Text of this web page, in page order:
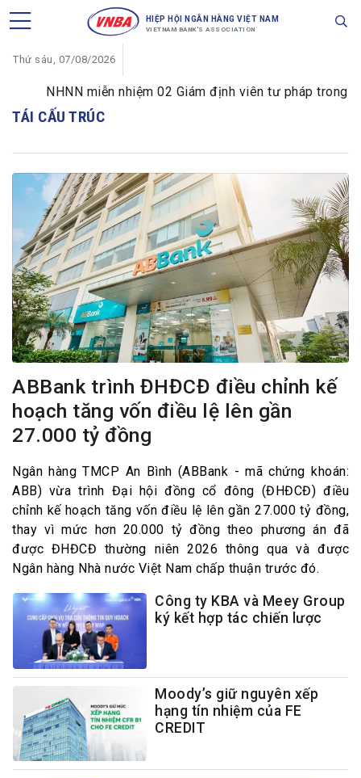
HIỆP HỘI NGÂN HÀNG VIỆT NAM
VIETNAM BANK'S ASSOCIATION
Thứ sáu, 07/08/2026
NHNN miễn nhiệm 02 Giám định viên tư pháp trong
TÁI CẤU TRÚC
ABBank trình ĐHĐCĐ điều chỉnh kế
hoạch tăng vốn điều lệ lên gần
27.000 tỷ đồng
Ngân hàng TMCP An Bình (ABBank - mã chứng khoán:
ABB) vừa trình Đại hội đồng cổ đông (ĐHĐCĐ) điều
chỉnh kế hoạch tăng vốn điều lệ lên gần 27.000 tỷ đồng,
thay vì mức hơn 20.000 tỷ đồng theo phương án đã
được ĐHĐCĐ thường niên 2026 thông qua và được
Ngân hàng Nhà nước Việt Nam chấp thuận trước đó.
Công ty KBA và Meey Group
ký kết hợp tác chiến lược
Moody’s giữ nguyên xếp
hạng tín nhiệm của FE
CREDIT